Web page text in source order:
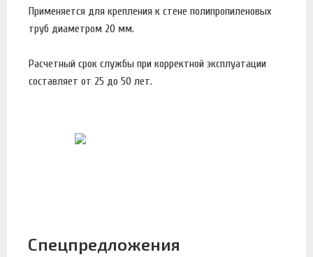
Применяется для крепления к стене полипропиленовых
труб диаметром 20 мм.
Расчетный срок службы при корректной эксплуатации
составляет от 25 до 50 лет.
Спецпредложения